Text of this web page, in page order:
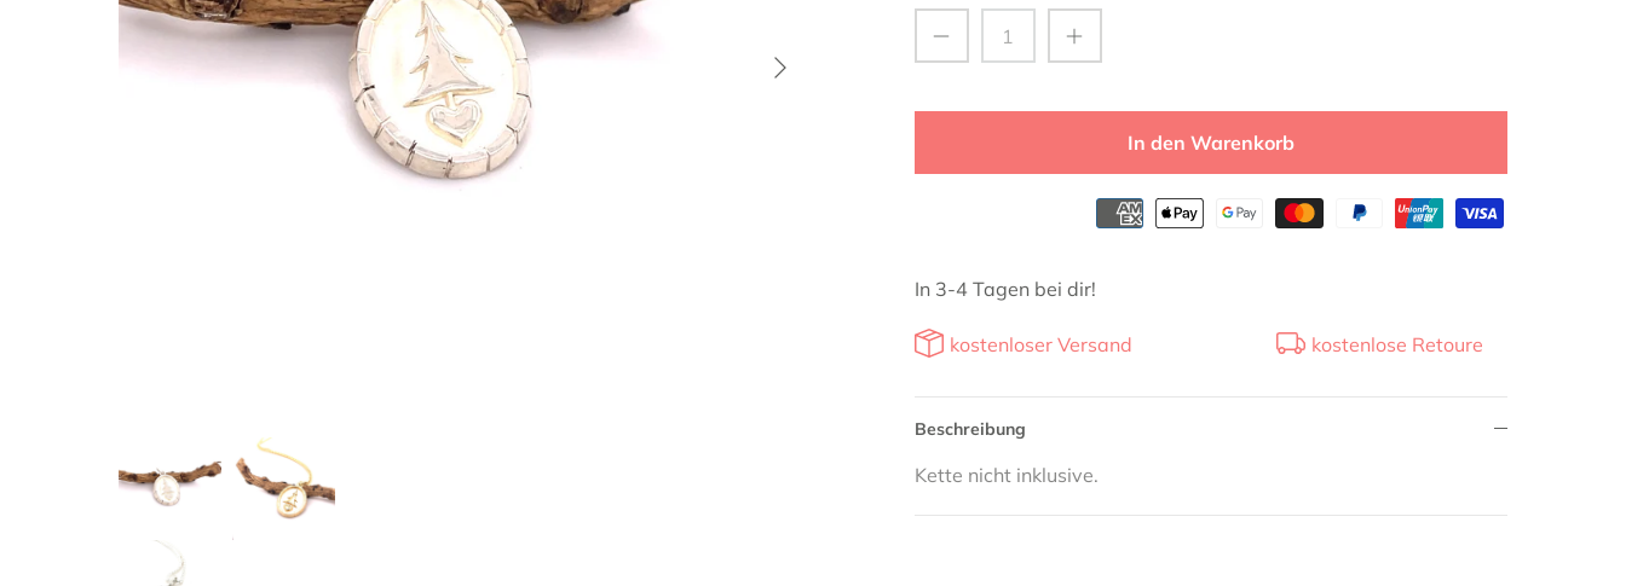
In den Warenkorb
In 3-4 Tagen bei dir!
kostenloser Versand kostenlose Retoure
Beschreibung
Kette nicht inklusive.